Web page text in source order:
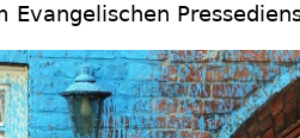
Evangelischen